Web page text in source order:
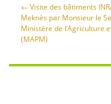
← Visite des bâtiments
Meknès par Monsieur le
Ministère de l’Agriculture
(MAPM)